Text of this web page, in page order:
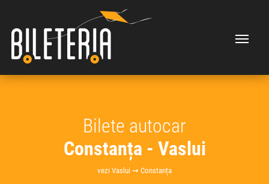
Bilete autocar
Constanța - Vaslui
vezi Vaslui ➞ Constanța